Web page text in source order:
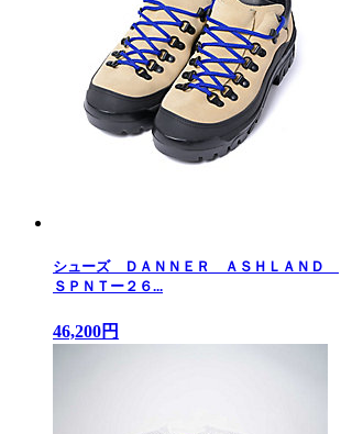
シューズ ＤＡＮＮＥＲ ＡＳＨＬＡＮＤ
ＳＰＮＴー２６...
46,200円